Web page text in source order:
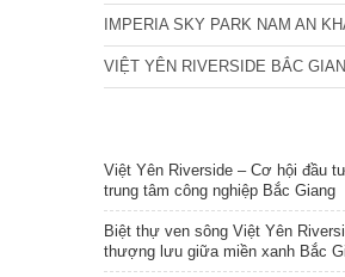
IMPERIA SKY PARK NAM AN
VIỆT YÊN RIVERSIDE BẮC
Việt Yên Riverside – Cơ hội đầu
trung tâm công nghiệp Bắc Giang
Biệt thự ven sông Việt Yên
thượng lưu giữa miền xanh Bắc